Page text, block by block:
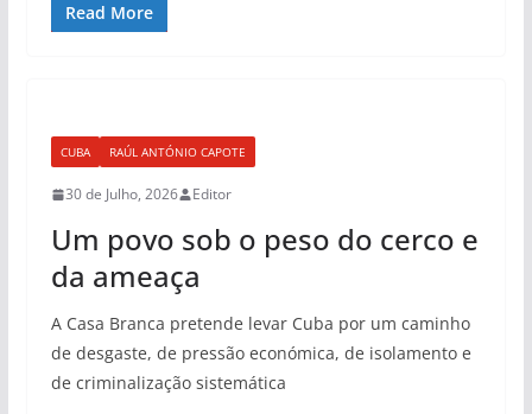
Read More
CUBA RAÚL ANTÓNIO CAPOTE
30 de Julho, 2026 Editor
Um povo sob o peso do cerco e
da ameaça
A Casa Branca pretende levar Cuba por um caminho
de desgaste, de pressão económica, de isolamento e
de criminalização sistemática